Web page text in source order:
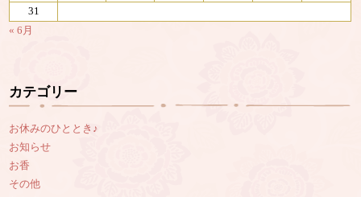
31
« 6月
カテゴリー
お休みのひととき♪
お知らせ
お香
その他